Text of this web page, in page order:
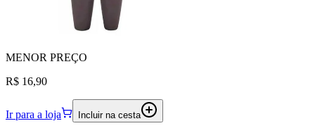
MENOR PREÇO
R$ 16,90
Ir para a loja Incluir na cesta